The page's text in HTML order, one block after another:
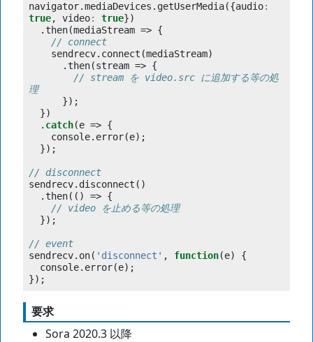
navigator.mediaDevices . getUserMedia({audio:
true, video: true})
.then(mediaStream => {
// connect
sendrecv. connect (mediaStream)
.then(stream => {
// stream を video.src に追加する等の処
理
});
})
. catch(e => {
console. error(e);
});
// disconnect
sendrecv. disconnect ()
.then(() => {
// video を止める等の処理
});
// event
sendrecv. on( 'disconnect' , function(e)
{
console. error(e);
});
要求
Sora 2020.3 以降